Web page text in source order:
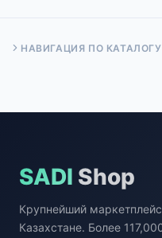
НАВИГАЦИЯ ПО КАТАЛОГУ
SADI Shop
Крупнейший
Казахстане. Более